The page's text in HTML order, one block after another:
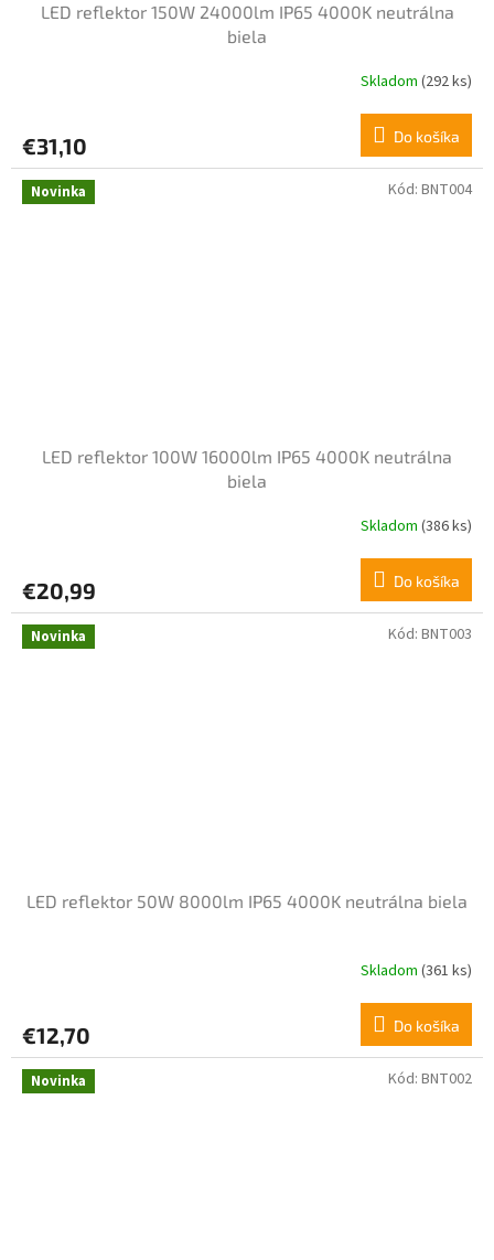
LED reflektor 150W 24000lm IP65 4000K neutrálna
biela
Skladom (292 ks)
€31,10 Do košíka
Novinka
LED reflektor 100W 16000lm IP65 4000K neutrálna
biela
Skladom (386 ks)
€20,99 Do košíka
Kód: BNT004
Novinka
LED reflektor 50W 8000lm IP65 4000K neutrálna biela
Skladom (361 ks)
€12,70 Do košíka
Kód: BNT003
Novinka Kód: BNT002